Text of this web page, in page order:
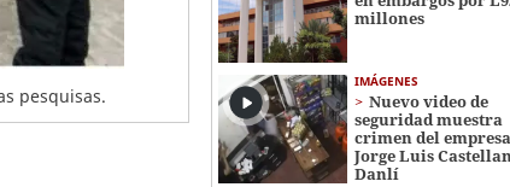
pesquisas.
millones
IMÁGENES
Nuevo video de
seguridad muestra
crimen del
Jorge Luis
Danlí